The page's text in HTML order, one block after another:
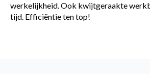
werkelijkheid. Ook kwijtgeraakte
tijd. Efficiëntie ten top!